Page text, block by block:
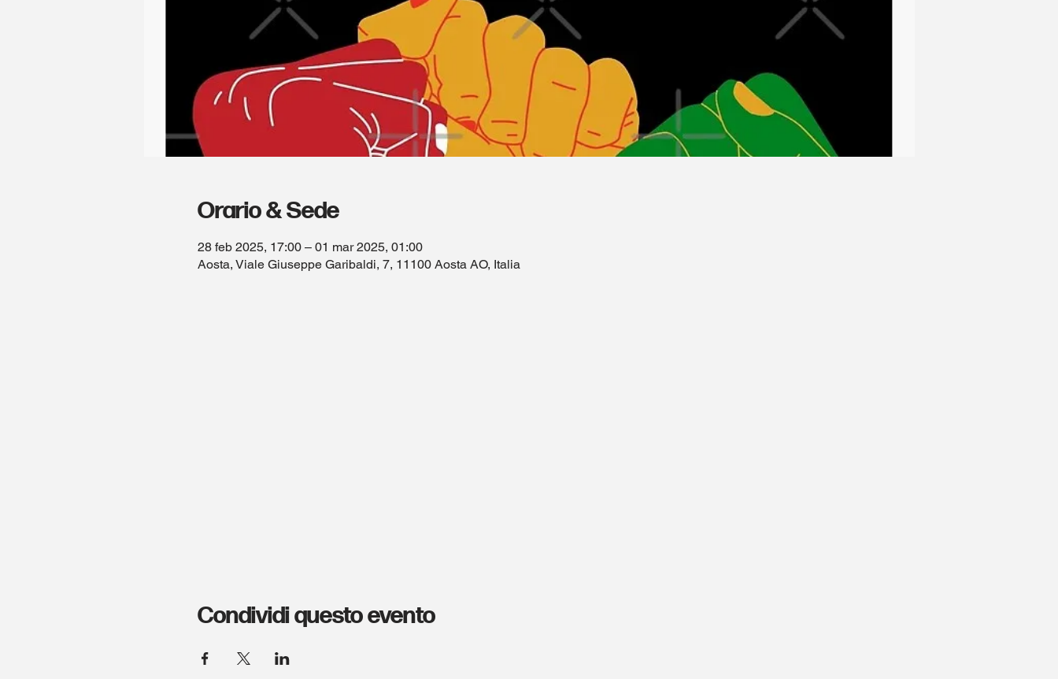
Orario & Sede
28 feb 2025, 17:00 – 01 mar 2025, 01:00
Aosta, Viale Giuseppe Garibaldi, 7, 11100 Aosta AO, Italia
Condividi questo evento